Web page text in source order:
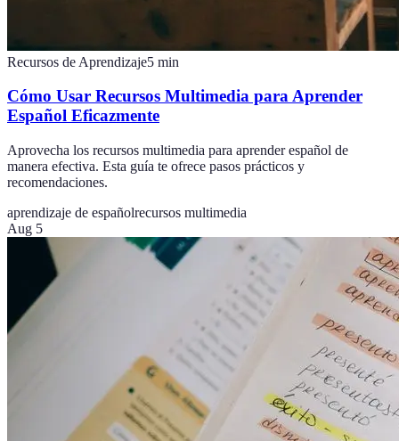
Recursos de Aprendizaje5 min
Cómo Usar Recursos Multimedia para Aprender
Español Eficazmente
Aprovecha los recursos multimedia para aprender español de
manera efectiva. Esta guía te ofrece pasos prácticos y
recomendaciones.
aprendizaje de españolrecursos multimedia
Aug 5